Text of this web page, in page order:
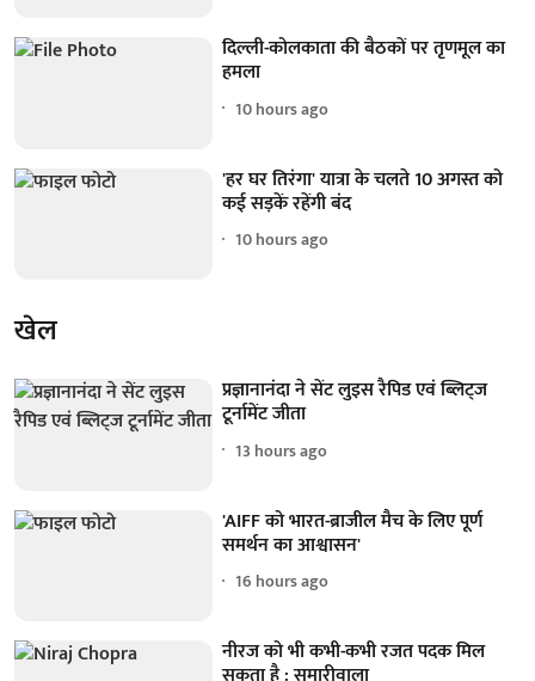
दिल्ली-कोलकाता की बैठकों पर तृणमूल का
हमला
10 hours ago
'हर घर तिरंगा' यात्रा के चलते 10 अगस्त को
कई सड़कें रहेंगी बंद
10 hours ago
खेल
प्रज्ञानानंदा ने सेंट लुइस रैपिड एवं ब्लिट्ज
टूर्नामेंट जीता
13 hours ago
'AIFF को भारत-ब्राजील मैच के लिए पूर्ण
समर्थन का आश्वासन'
16 hours ago
नीरज को भी कभी-कभी रजत पदक मिल